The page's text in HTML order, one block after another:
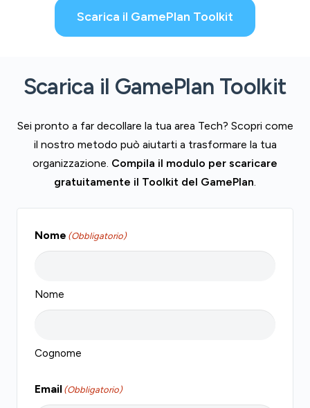
Scarica il GamePlan Toolkit
Scarica il GamePlan Toolkit
Sei pronto a far decollare la tua area Tech? Scopri come
il nostro metodo può aiutarti a trasformare la tua
organizzazione. Compila il modulo per scaricare
gratuitamente il Toolkit del GamePlan
Nome (Obbligatorio)
Nome
Cognome
Email (Obbligatorio)